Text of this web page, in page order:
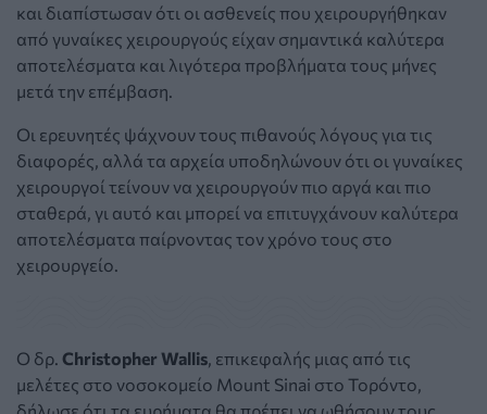
και διαπίστωσαν ότι οι ασθενείς που χειρουργήθηκαν
από γυναίκες χειρουργούς είχαν σημαντικά καλύτερα
αποτελέσματα και λιγότερα προβλήματα τους μήνες
μετά την επέμβαση.
Οι ερευνητές ψάχνουν τους πιθανούς λόγους για τις
διαφορές, αλλά τα αρχεία υποδηλώνουν ότι οι γυναίκες
χειρουργοί τείνουν να χειρουργούν πιο αργά και πιο
σταθερά, γι αυτό και μπορεί να επιτυγχάνουν καλύτερα
αποτελέσματα παίρνοντας τον χρόνο τους στο
χειρουργείο.
Ο δρ. Christopher Wallis , επικεφαλής μιας από τις
μελέτες στο νοσοκομείο Mount Sinai στο Τορόντο,
δήλωσε ότι τα ευρήματα θα πρέπει να ωθήσουν τους